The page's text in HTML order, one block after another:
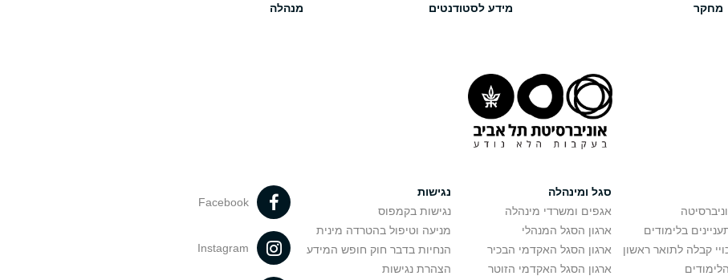
מחקר מידע לסטודנטים מנהלה
בלימודים
קבלה לתואר ראשון
סגל ומינהלה
אגפים ומשרדי מינהלה
ארגון הסגל המנהלי
ארגון הסגל האקדמי הבכיר
ארגון הסגל האקדמי הזוטר
נגישות
נגישות בקמפוס
מניעה וטיפול בהטרדה מינית
הנחיות בדבר חוק חופש המידע
הצהרת נגישות
Facebook
Instagram